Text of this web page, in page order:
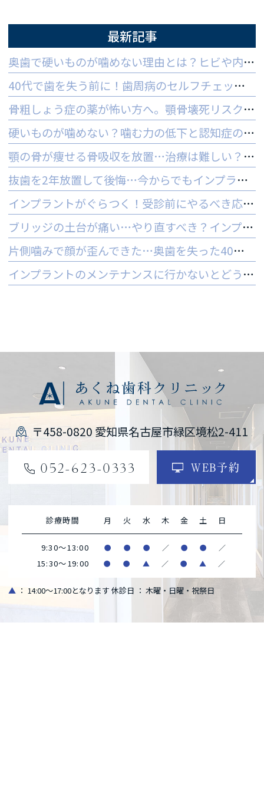
最新記事
奥歯で硬いものが噛めない理由とは？ヒビや内部炎症の疑いと対策
40代で歯を失う前に！歯周病のセルフチェックと守る予防法
骨粗しょう症の薬が怖い方へ。顎骨壊死リスクを防ぐ3つの対策
硬いものが噛めない？噛む力の低下と認知症の関係と受診の目安
顎の骨が痩せる骨吸収を放置…治療は難しい？手遅れを防ぐ3つの対策
抜歯を2年放置して後悔…今からでもインプラントはできる？
インプラントがぐらつく！受診前にやるべき応急処置とNG行動一覧
ブリッジの土台が痛い…やり直すべき？インプラントとの判断基準を解説
片側噛みで顔が歪んできた…奥歯を失った40代女性のインプラントという選択肢
インプラントのメンテナンスに行かないとどうなる？ 他院でやってもいいの？
〒458-0820 愛知県名古屋市緑区境松2-411
052-623-0333 WEB予約
診療時間 月 火 水 木 金 土 日
9:30～13:00 ● ● ● ／ ● ● ／
15:30～19:00 ● ● ▲ ／ ● ▲ ／
▲ ： 14:00～17:00となります 休診日 ： 木曜・日曜・祝祭日